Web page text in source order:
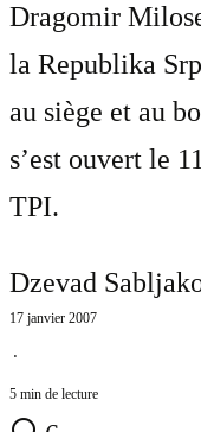
Dragomir
la Republika
au siège et au
s’est ouvert le
TPI.
Dzevad
17 janvier 2007
⋅
5 min de lecture